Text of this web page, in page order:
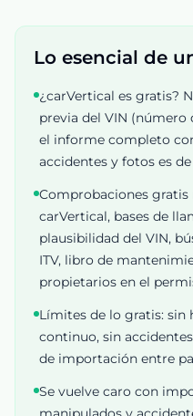
Lo esencial de
¿carVertical es gratis?
previa del VIN (número
el informe completo
accidentes y fotos es
Comprobaciones gratis
carVertical, bases de
plausibilidad del VIN,
ITV, libro de
propietarios en el
Límites de lo gratis:
continuo, sin
de importación entre
Se vuelve caro con